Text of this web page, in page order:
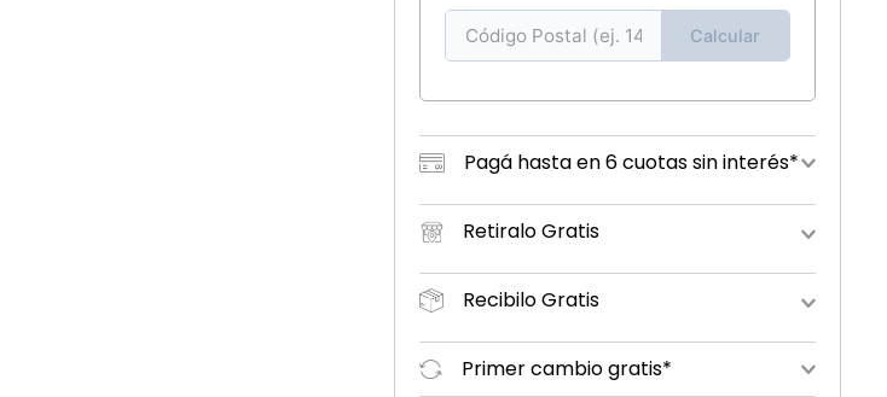
Calcular
Pagá hasta en 6 cuotas sin interés*
Retiralo Gratis
Recibilo Gratis
Primer cambio gratis*